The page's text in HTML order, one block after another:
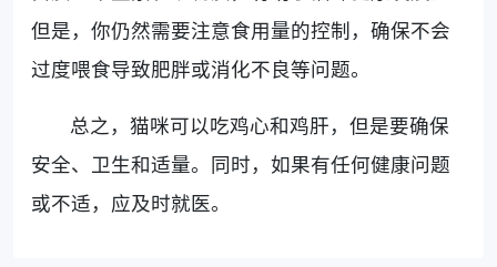
但是，你仍然需要注意食用量的控制，确保不会
过度喂食导致肥胖或消化不良等问题。
总之，猫咪可以吃鸡心和鸡肝，但是要确保
安全、卫生和适量。同时，如果有任何健康问题
或不适，应及时就医。